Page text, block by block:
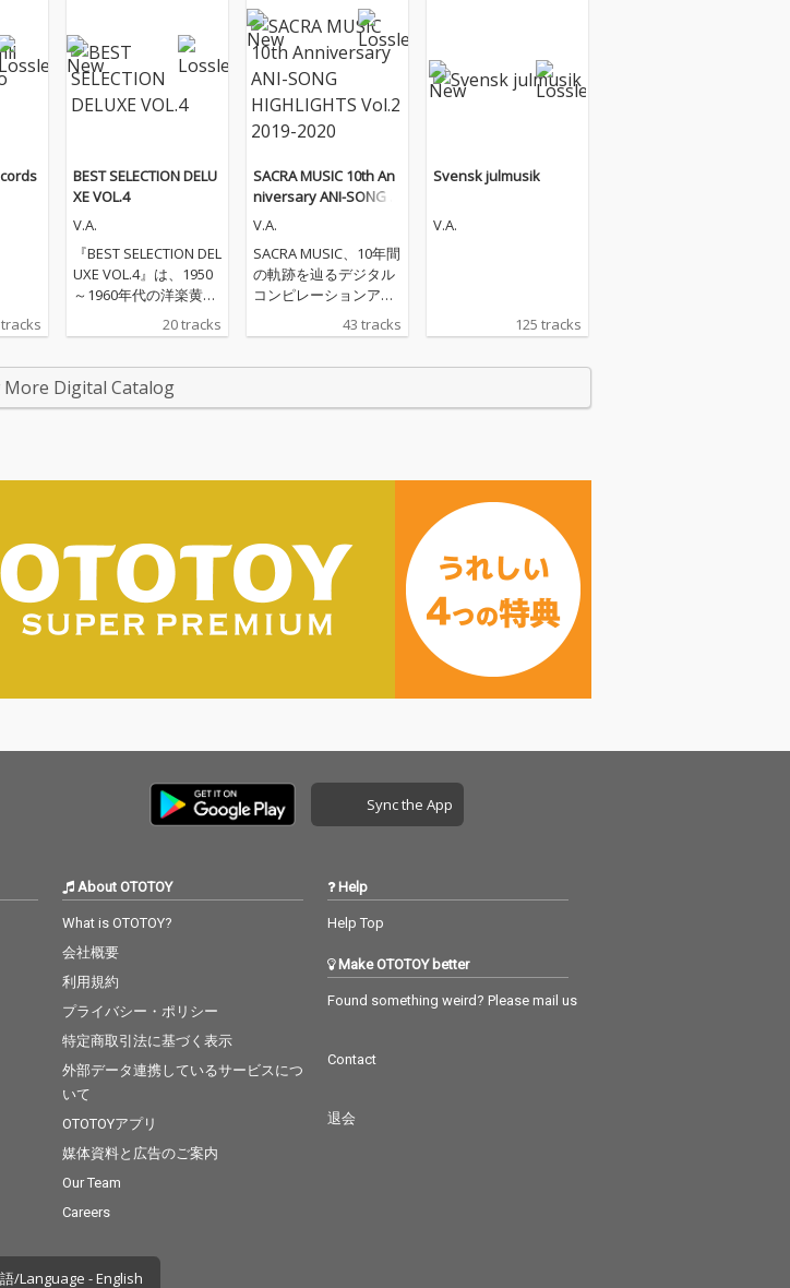
BEST SELECTION DELU
XE VOL.4
V.A.
『BEST SELECTION DEL
UXE VOL.4』は、1950
～1960年代の洋楽黄金
期を彩った名曲を贅沢
に収録した、懐かしの
ルディーズ名曲集で
す。ハーブ・アルパー
ッツ・ツイスト・アゲ
ビー」、ザ・ビーチ・
ボーイズの「サーフィ
ン U.S.A.」など、当時
のアメリカン・ポップ
スやロックンロールを
に」、ルイ・アームス
しき世界」など、時代
を超えて愛されるスタ
スナーにはヴィンテー
ジポップスとして新鮮
超えて愛される名曲”を
まとめたベストヒッ
です。
20 tracks
SACRA MUSIC 10th An
niversary ANI-SONG H
IGHLIGHTS Vol.2 2019-
V.A.
SACRA MUSIC、10年間
の軌跡を辿るデジタル
コンピレーションアル
弾となる「SACRA MUS
スコットキャラクター
当初から手掛けてきた
イラストレーター・Mi
ka Pikazo氏による、
新規描きおろしの「SA
CRAちゃん」イラスト
43 tracks
Svensk julmusik
V.A.
125 tracks
More Digital Catalog
Sync the App
About OTOTOY
What is OTOTOY?
会社概要
利用規約
プライバシー・ポリシー
特定商取引法に基づく表示
外部データ連携しているサービスにつ
いて
OTOTOYアプリ
媒体資料と広告のご案内
Our Team
Careers
Help
Help Top
Make OTOTOY better
Found something weird? Please mail us
Contact
退会
/Language - English